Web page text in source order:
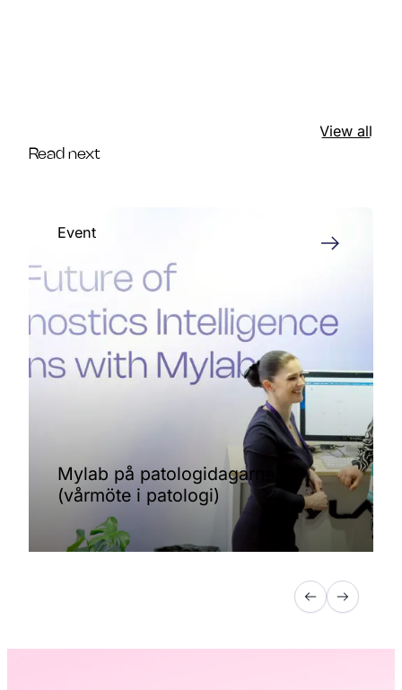
Read next
View all
Event
Mylab på patologidagarna
(vårmöte i patologi)